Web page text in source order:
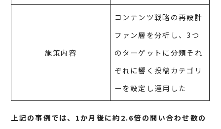
施策内容
コンテンツ戦略の再設計
ファン層を分析し、3つ
のターゲットに分類それ
ぞれに響く投稿カテゴリ
ーを設定し運用した
上記の事例では、1か月後に約2.6倍の問い合わせ数の